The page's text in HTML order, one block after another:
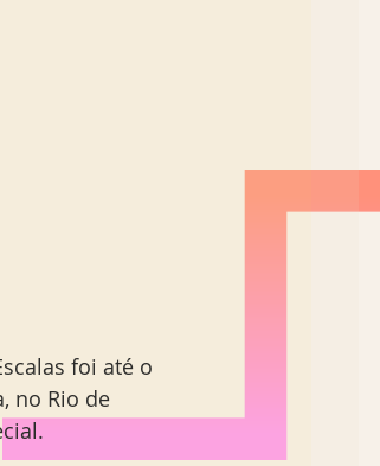
foi até o
no Rio de